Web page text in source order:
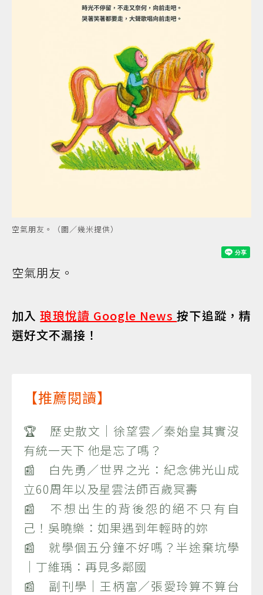
空氣朋友。（圖／幾米提供）
空氣朋友。
加入琅琅悅讀 Google News按下追蹤，精
選好文不漏接！
【推薦閱讀】
🏆 歷史散文｜徐望雲／秦始皇其實沒
有統一天下 他是忘了嗎？
📰 白先勇／世界之光：紀念佛光山成
立60周年以及星雲法師百歲冥壽
📰 不想出生的背後怨的絕不只有自
己！吳曉樂：如果遇到年輕時的妳
📰 就學個五分鐘不好嗎？半途棄坑學
｜丁維瑀：再見多鄰國
📰 副刊學｜王柄富／張愛玲算不算台